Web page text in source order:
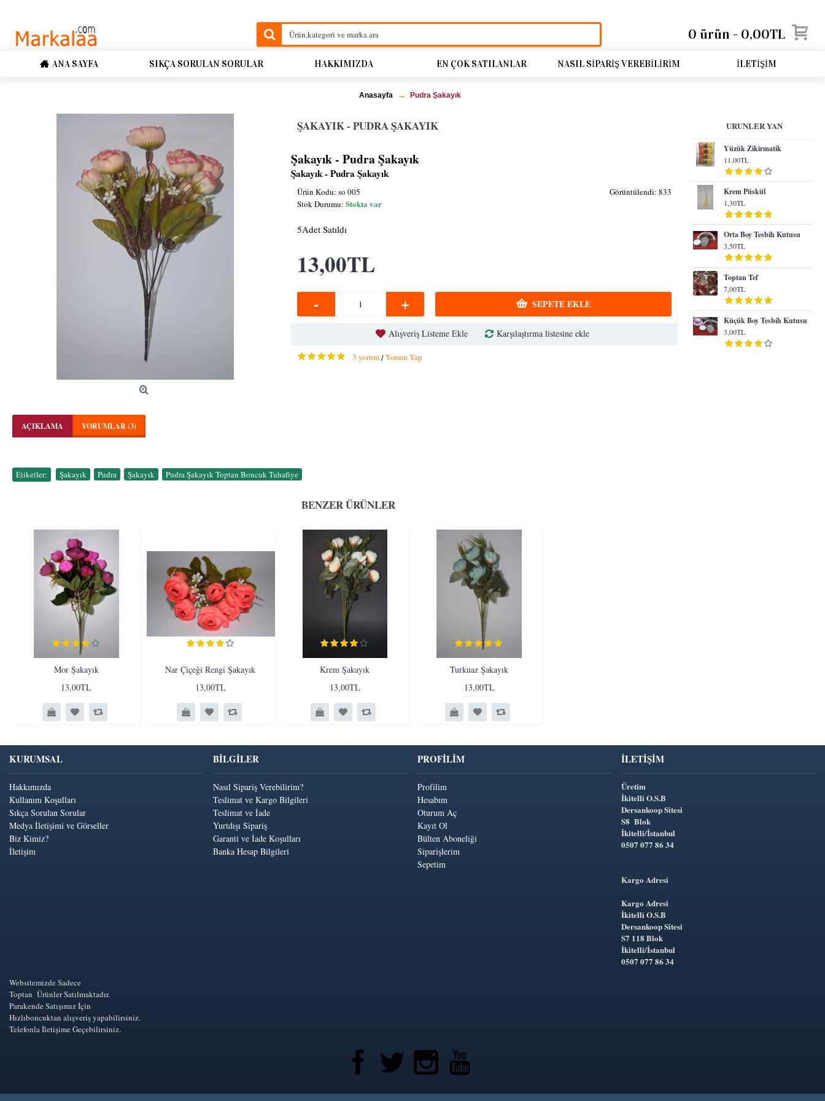
0 ürün - 0,00TL
ANA SAYFA SIKÇA SORULAN SORULAR HAKKIMIZDA EN ÇOK SATILANLAR NASIL SIPARIŞ VEREBILIRIM İLETIŞIM
Anasayfa Pudra Şakayık
URUNLER YAN
Yüzük Zikirmatik
11,00TL
Krem Püskül
1,30TL
Orta Boy Tesbih Kutusu
3,50TL
Toptan Tef
7,00TL
Küçük Boy Tesbih Kutusu
3,00TL
ŞAKAYIK - PUDRA ŞAKAYIK
Şakayık - Pudra Şakayık
Şakayık - Pudra Şakayık
Görüntülendi: 833
Ürün Kodu: so 005
Stok Durumu: Stokta var
5Adet Satıldı
13,00TL
- + SEPETE EKLE
Alışveriş Listeme Ekle Karşılaştırma listesine ekle
3 yorum/Yorum Yap
AÇIKLAMA YORUMLAR (3)
Etiketler: Şakayık Pudra Şakayık Pudra Şakayık Toptan Boncuk Tuhafiye
BENZER ÜRÜNLER
Mor Şakayık
13,00TL
Nar Çiçeği Rengi Şakayık
13,00TL
Krem Şakayık
13,00TL
Turkuaz Şakayık
13,00TL
KURUMSAL
Hakkımızda
Kullanım Koşulları
Sıkça Sorulan Sorular
Medya İletişimi ve Görseller
Biz Kimiz?
İletişim
BİLGİLER
Nasıl Sipariş Verebilirim?
Teslimat ve Kargo Bilgileri
Teslimat ve İade
Yurtdışı Sipariş
Garanti ve İade Koşulları
Banka Hesap Bilgileri
PROFİLİM
Profilim
Hesabım
Oturum Aç
Kayıt Ol
Bülten Aboneliği
Siparişlerim
Sepetim
İLETIŞIM
Üretim
İkitelli O.S.B
Dersankoop Sitesi
S8 Blok
İkitelli/İstanbul
0507 077 86 34
Kargo Adresi
Kargo Adresi
İkitelli O.S.B
Dersankoop Sitesi
S7 118 Blok
İkitelli/İstanbul
0507 077 86 34
Websitemizde Sadece
Toptan Ürünler Satılmaktadır.
Parakende Satışımız İçin
Hızlıboncuktan alışveriş yapabilirsiniz.
Telefonla İletişime Geçebilirsiniz.